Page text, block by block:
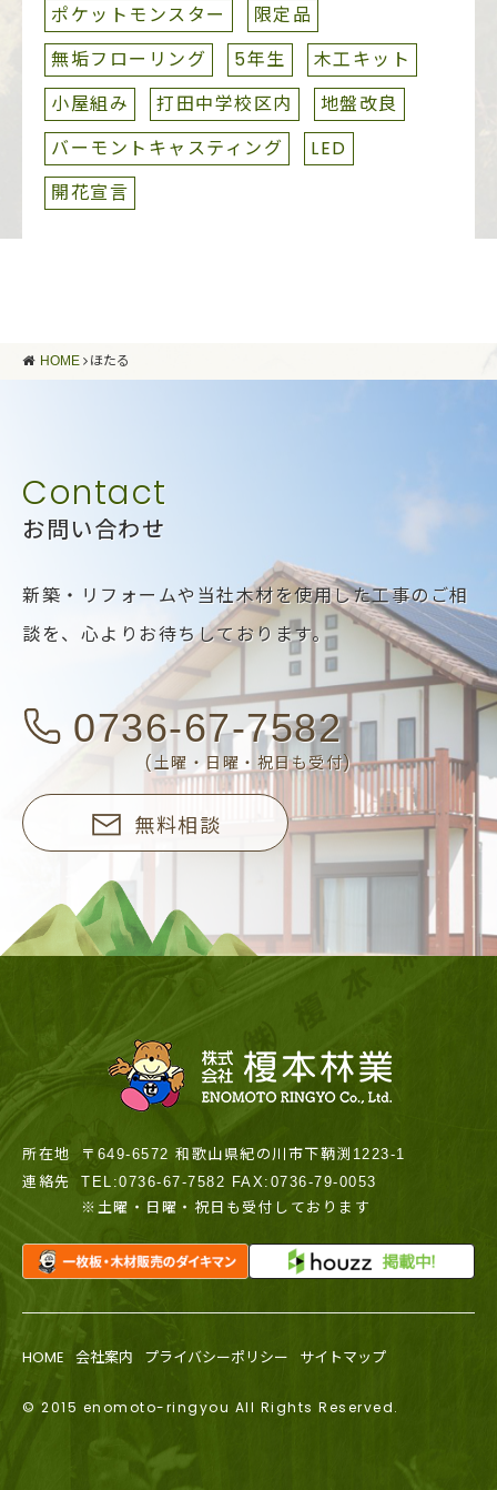
ポケットモンスター
限定品
無垢フローリング
5年生
木工キット
小屋組み
打田中学校区内
地盤改良
バーモントキャスティング
LED
開花宣言
HOME ほたる
お問い合わせ
新築・リフォームや当社木材を使用した工事のご相
談を、 心よりお待ちしております。
0736-67-7582
(土曜・日曜・祝日も受付)
無料相談
所在地
〒649-6572 和歌山県紀の川市下鞆渕1223-1
連絡先
TEL:0736-67-7582 FAX:0736-79-0053
※土曜・日曜・祝日も受付しております
HOME 会社案内 プライバシーポリシー サイトマップ
© 2015 enomoto-ringyou All Rights Reserved.